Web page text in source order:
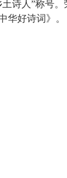
诗人”称号
华好诗词》。